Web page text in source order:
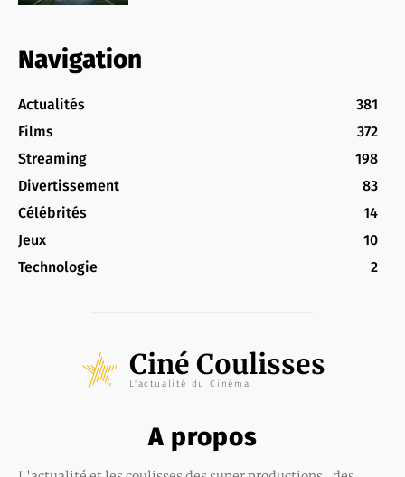
Navigation
Actualités
381
Films
372
Streaming
198
Divertissement
83
Célébrités
14
Jeux
10
Technologie
2
Ciné Coulisses
L'actualité du Cinéma
A propos